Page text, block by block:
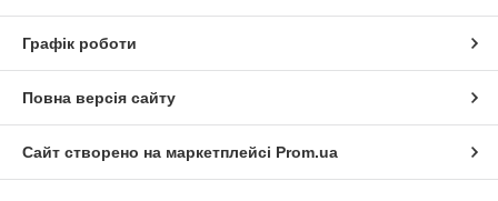
Графік роботи
Повна версія сайту
Сайт створено на маркетплейсі Prom.ua